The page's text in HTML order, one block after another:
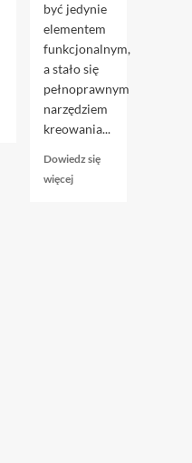
być jedynie
elementem
funkcjonalnym,
a stało się
pełnoprawnym
narzędziem
kreowania...
Dowiedz się
więcejDowiedz